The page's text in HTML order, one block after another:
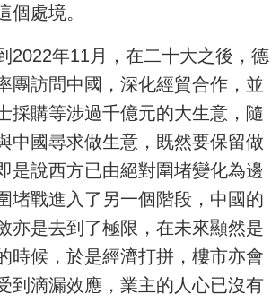
個處境。
2022年11月，在二十大之後，德
團訪問中國，深化經貿合作，並
採購等涉過千億元的大生意，隨
中國尋求做生意，既然要保留做
是說西方已由絕對圍堵變化為邊
堵戰進入了另一個階段，中國的
亦是去到了極限，在未來顯然是
時候，於是經濟打拼，樓市亦會
到滴漏效應，業主的人心已沒有